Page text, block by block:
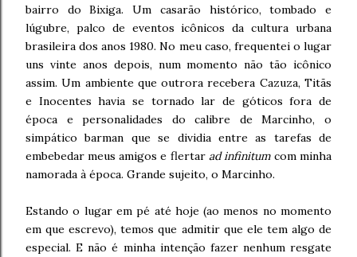
bairro do Bixiga. Um casarão histórico, tombado e
lúgubre, palco de eventos icônicos da cultura urbana
brasileira dos anos 1980. No meu caso, frequentei o lugar
uns vinte anos depois, num momento não tão icônico
assim. Um ambiente que outrora recebera Cazuza, Titãs
e Inocentes havia se tornado lar de góticos fora de
época e personalidades do calibre de Marcinho, o
simpático barman que se dividia entre as tarefas de
embebedar meus amigos e flertar ad infinitumcom minha
namorada à época. Grande sujeito, o Marcinho.
Estando o lugar em pé até hoje (ao menos no momento
em que escrevo), temos que admitir que ele tem algo de
especial. E não é minha intenção fazer nenhum resgate